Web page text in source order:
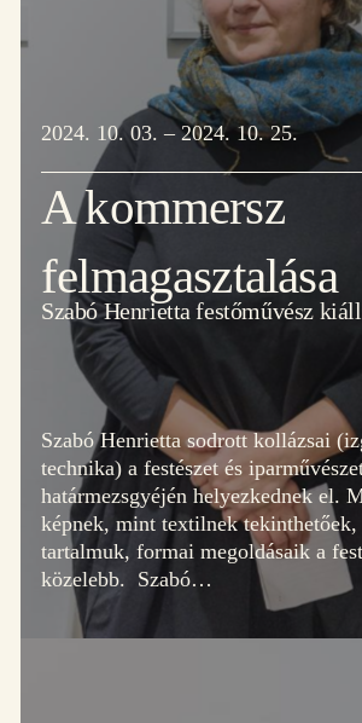
2024. 10. 03. – 2024. 10. 25.
A kommersz
felmagasztalása
Szabó Henrietta festőművész
Szabó Henrietta sodrott kollázsai
technika) a festészet és
határmezsgyéjén helyezkednek el.
képnek, mint textilnek
tartalmuk, formai megoldásaik a
közelebb. Szabó…